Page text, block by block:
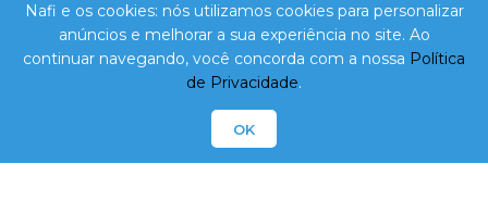
Nafi e os cookies: nós utilizamos cookies para personalizar
anúncios e melhorar a sua experiência no site. Ao
continuar navegando, você concorda com a nossa Política
de Privacidade.
OK
lojavirtual@nafi.com.br
A VENDA E O CONSUMO DE BEBIDAS ALCOÓLICAS
SÃO PROIBIDOS PARA MENORES DE 18 ANOS.
BEBIDA ALCOÓLICA PODE CAUSAR DEPENDÊNCIA
QUÍMICA E, EM EXCESSO, PROVOCA DEPENDÊNCIA